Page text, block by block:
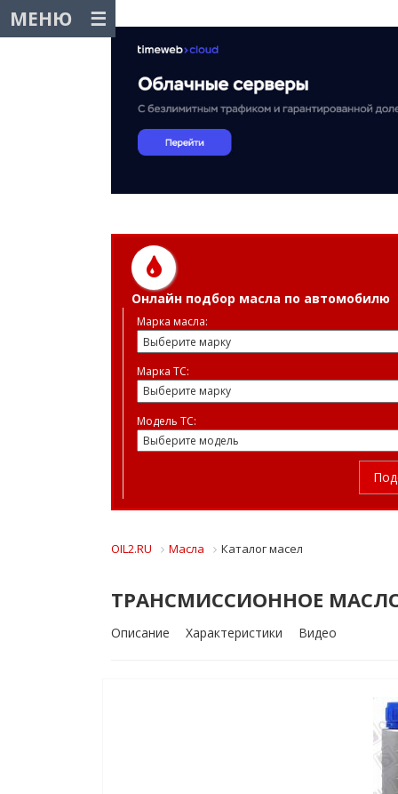
МЕНЮ
Онлайн подбор масла по автомобилю
Марка масла:
Марка ТС:
Модель ТС:
OIL2.RU Масла Каталог масел
ТРАНСМИССИОННОЕ МАСЛО
Описание Характеристики Видео